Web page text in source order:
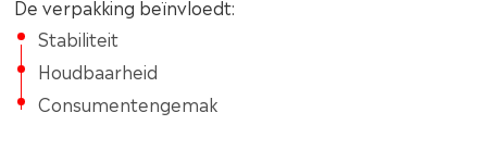
De verpakking beïnvloedt:
Stabiliteit
Houdbaarheid
Consumentengemak